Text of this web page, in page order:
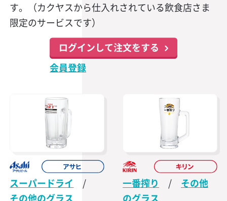
スーパードライ
/
一番搾り /
その他
す。（カクヤスから仕入れされている飲食店さま
限定のサービスです）
ログインして注文をする
会員登録